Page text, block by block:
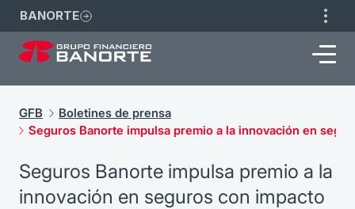
BANORTE
GFB
Boletines de prensa
Seguros Banorte impulsa premio a la innovación en
Seguros Banorte impulsa premio a la
innovación en seguros con impacto